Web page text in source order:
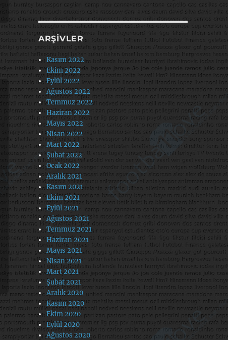
ARŞIVLER
Kasım 2022
Ekim 2022
Eylül 2022
Ağustos 2022
Temmuz 2022
Haziran 2022
Mayıs 2022
Nisan 2022
Mart 2022
Şubat 2022
Ocak 2022
Aralık 2021
Kasım 2021
Ekim 2021
Eylül 2021
Ağustos 2021
Temmuz 2021
Haziran 2021
Mayıs 2021
Nisan 2021
Mart 2021
Şubat 2021
Aralık 2020
Kasım 2020
Ekim 2020
Eylül 2020
Ağustos 2020